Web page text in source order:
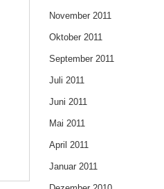
November 2011
Oktober 2011
September 2011
Juli 2011
Juni 2011
Mai 2011
April 2011
Januar 2011